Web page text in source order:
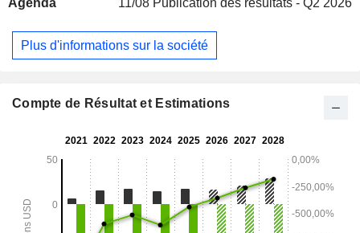
pairs, prépublications et revues. La gamme de produits
d'autres instruments de détection des protéines. La
composante MS du flux de travail Proteograph est soit
Access Center (STAC), qui est son programme de services
Agenda 11/08 Publication des résultats - Q2 2026
Plus d'informations sur la société
Compte de Résultat et Estimations